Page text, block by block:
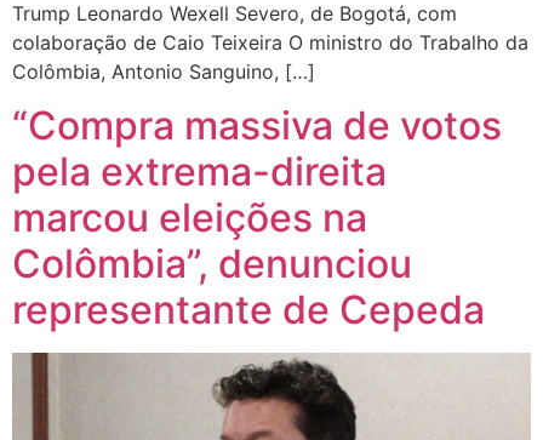
Trump Leonardo Wexell Severo, de Bogotá, com
colaboração de Caio Teixeira O ministro do Trabalho da
Colômbia, Antonio Sanguino, […]
“Compra massiva de votos
pela extrema-direita
marcou eleições na
Colômbia”, denunciou
representante de Cepeda